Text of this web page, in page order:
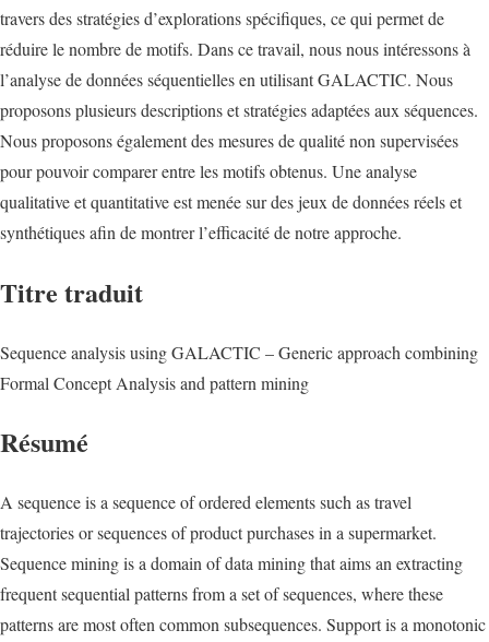
travers des stratégies d’explorations spécifiques, ce qui permet de
réduire le nombre de motifs. Dans ce travail, nous nous intéressons à
l’analyse de données séquentielles en utilisant GALACTIC. Nous
proposons plusieurs descriptions et stratégies adaptées aux séquences.
Nous proposons également des mesures de qualité non supervisées
pour pouvoir comparer entre les motifs obtenus. Une analyse
qualitative et quantitative est menée sur des jeux de données réels et
synthétiques afin de montrer l’efficacité de notre approche.
Titre traduit
Sequence analysis using GALACTIC – Generic approach combining
Formal Concept Analysis and pattern mining
Résumé
A sequence is a sequence of ordered elements such as travel
trajectories or sequences of product purchases in a supermarket.
Sequence mining is a domain of data mining that aims an extracting
frequent sequential patterns from a set of sequences, where these
patterns are most often common subsequences. Support is a monotonic